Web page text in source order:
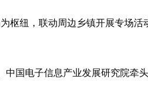
枢纽，联动周边乡镇开展专场活
国电子信息产业发展研究院牵